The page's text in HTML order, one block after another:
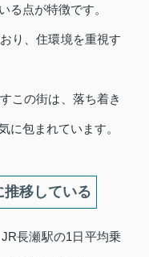
る点が特徴です。
り、住環境を重視す
この街は、落ち着き
に包まれています。
移している
長瀬駅の1日平均乗